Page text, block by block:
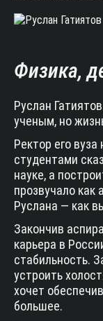
Физика,
Руслан
ученым, но
Ректор его
студентами
науке, а
прозвучало как
Руслана — как
Закончив
карьера в
стабильность.
устроить
хочет
большее.